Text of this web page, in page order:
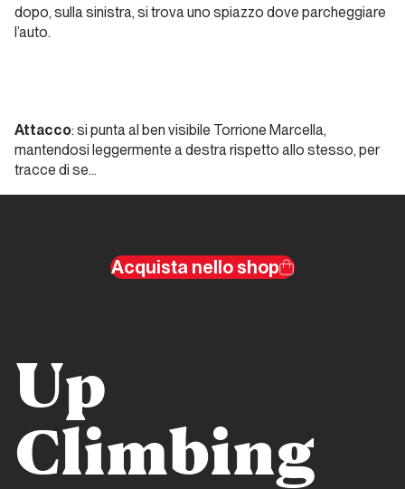
Papaveri
Padre
Pio
d'Aosta
Cristallina
d'Aosta
dopo, sulla sinistra, si trova uno spiazzo dove parcheggiare
l’auto.
Attacco: si punta al ben visibile Torrione Marcella,
mantendosi leggermente a destra rispetto allo stesso, per
tracce di se…
Up
Climbing
Acquista nello shop